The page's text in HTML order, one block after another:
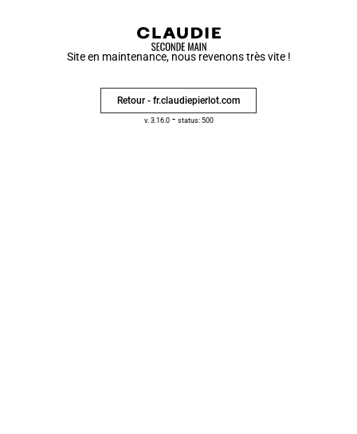
Site en maintenance, nous revenons très vite !
Retour - fr.claudiepierlot.com
v. 3.16.0- status: 500